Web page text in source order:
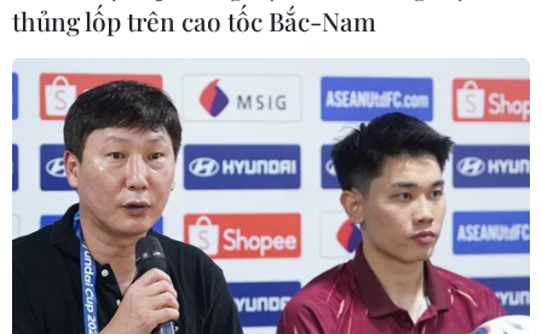
Hoa Kỳ Katherine Tai nhất trí triển khai hiệu quả khuôn
khổ quan hệ Đối tác Chiến lược toàn diện, nhất là lĩnh
vực kinh tế, thương mại, đầu tư.
thủng lốp trên cao tốc Bắc-Nam